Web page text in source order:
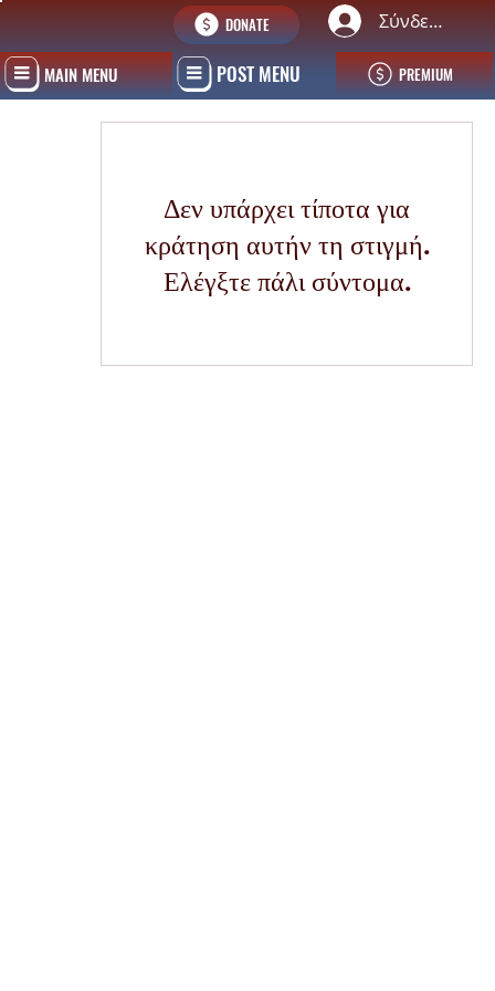
POST MENU
Σύνδεση
MAIN MENU PREMIUM
DONATE
Δεν υπάρχει τίποτα για
κράτηση αυτήν τη στιγμή.
Ελέγξτε πάλι σύντομα.